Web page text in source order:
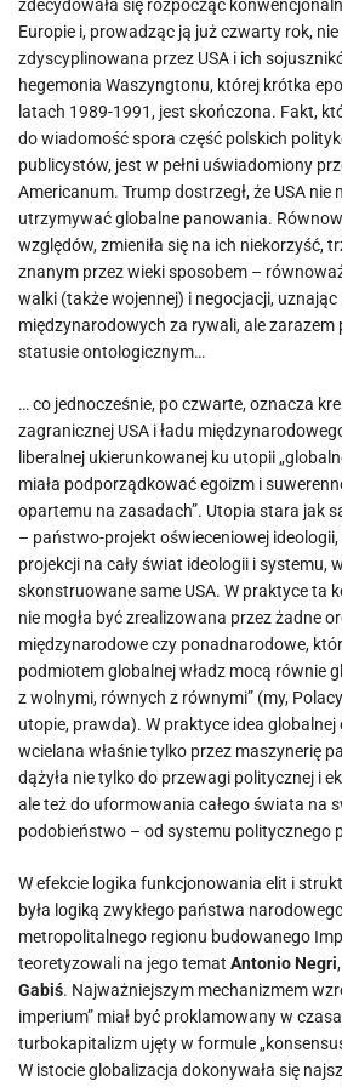
zdecydowała się rozpocząć
Europie i, prowadząc ją już czwarty rok,
zdyscyplinowana przez USA i ich
hegemonia Waszyngtonu, której krótka
latach 1989-1991, jest skończona. Fakt,
do wiadomość spora część polskich
publicystów, jest w pełni uświadomiony
Americanum. Trump dostrzegł, że USA nie
utrzymywać globalne panowania.
względów, zmieniła się na ich niekorzyść,
znanym przez wieki sposobem –
walki (także wojennej) i negocjacji,
międzynarodowych za rywali, ale
statusie ontologicznym…
… co jednocześnie, po czwarte, oznacza
zagranicznej USA i ładu
liberalnej ukierunkowanej ku utopii
miała podporządkować egoizm i
opartemu na zasadach”. Utopia stara jak
– państwo-projekt oświeceniowej
projekcji na cały świat ideologii i systemu,
skonstruowane same USA. W praktyce ta
nie mogła być zrealizowana przez żadne
międzynarodowe czy ponadnarodowe,
podmiotem globalnej władz mocą równie
z wolnymi, równych z równymi” (my,
utopie, prawda). W praktyce idea globalnej
wcielana właśnie tylko przez maszynerię
dążyła nie tylko do przewagi politycznej i
ale też do uformowania całego świata na
podobieństwo – od systemu politycznego
W efekcie logika funkcjonowania elit i
była logiką zwykłego państwa
metropolitalnego regionu budowanego
teoretyzowali na jego temat Antonio Negri
Gabiś. Najważniejszym mechanizmem
imperium” miał być proklamowany w
turbokapitalizm ujęty w formule
W istocie globalizacja dokonywała się